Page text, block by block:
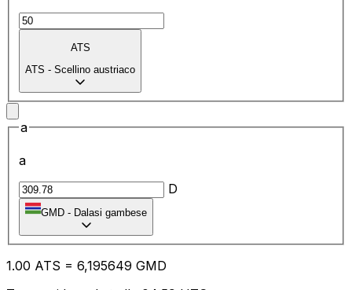
ATS
ATS - Scellino austriaco
a
a
D
GMD - Dalasi gambese
1.00 ATS = 6,195649 GMD